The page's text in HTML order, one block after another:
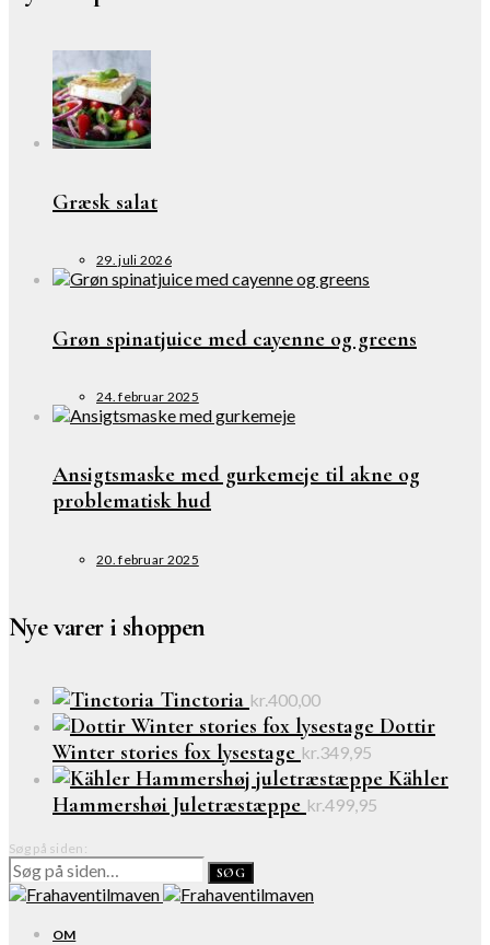
Græsk salat
29. juli 2026
Grøn spinatjuice med cayenne og greens
24. februar 2025
Ansigtsmaske med gurkemeje til akne og
problematisk hud
20. februar 2025
Nye varer i shoppen
Tinctoria kr.400,00
Dottir
Winter stories fox lysestage kr.349,95
Kähler
Hammershøi Juletræstæppe kr.499,95
Søg på siden:
SØG
OM